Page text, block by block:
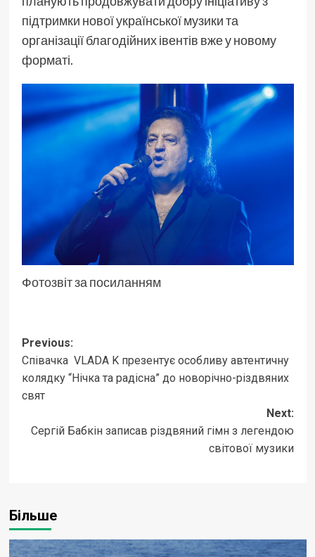
підтримки нової української музики та
організації благодійних івентів вже у новому
форматі.
Фотозвіт за посиланням
Post
navigation
Previous:
Співачка VLADA K презентує особливу автентичну
колядку “Нічка та радісна” до новорічно-різдвяних
свят
Next:
Сергій Бабкін записав різдвяний гімн з легендою
світової музики
Більше